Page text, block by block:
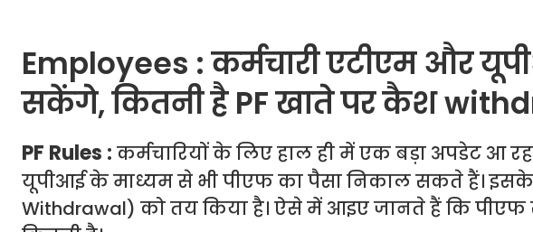
Employees : कर्मचारी एटीएम और
सकेंगे, कितनी है PF खाते पर कैश
PF Rules : कर्मचारियों के लिए हाल ही में एक बड़ा अपडेट आ
यूपीआई के माध्यम से भी पीएफ का पैसा निकाल सकते हैं।
Withdrawal) को तय किया है। ऐसे में आइए जानते हैं कि